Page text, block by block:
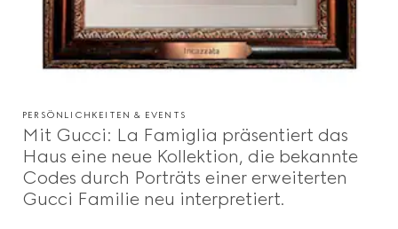
PERSÖNLICHKEITEN & EVENTS
Mit Gucci: La Famiglia präsentiert das
Haus eine neue Kollektion, die bekannte
Codes durch Porträts einer erweiterten
Gucci Familie neu interpretiert.